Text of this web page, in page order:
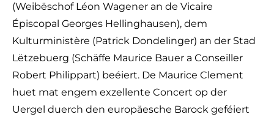
(Weibëschof Léon Wagener an de Vicaire
Épiscopal Georges Hellinghausen), dem
Kulturministère (Patrick Dondelinger) an der Stad
Lëtzebuerg (Schäffe Maurice Bauer a Conseiller
Robert Philippart) beéiert. De Maurice Clement
huet mat engem exzellente Concert op der
Uergel duerch den europäesche Barock geféiert